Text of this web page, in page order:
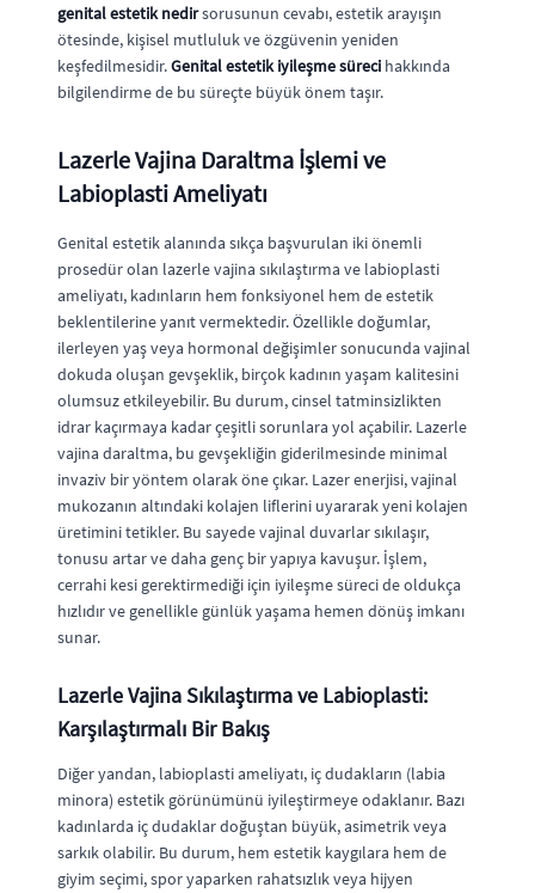
genital estetik nedirsorusunun cevabı, estetik arayışın
ötesinde, kişisel mutluluk ve özgüvenin yeniden
keşfedilmesidir.Genital estetik iyileşme süreci hakkında
bilgilendirme de bu süreçte büyük önem taşır.
Lazerle Vajina Daraltma İşlemi ve
Labioplasti Ameliyatı
Genital estetik alanında sıkça başvurulan iki önemli
prosedür olan lazerle vajina sıkılaştırma ve labioplasti
ameliyatı, kadınların hem fonksiyonel hem de estetik
beklentilerine yanıt vermektedir. Özellikle doğumlar,
ilerleyen yaş veya hormonal değişimler sonucunda vajinal
dokuda oluşan gevşeklik, birçok kadının yaşam kalitesini
olumsuz etkileyebilir. Bu durum, cinsel tatminsizlikten
idrar kaçırmaya kadar çeşitli sorunlara yol açabilir. Lazerle
vajina daraltma, bu gevşekliğin giderilmesinde minimal
invaziv bir yöntem olarak öne çıkar. Lazer enerjisi, vajinal
mukozanın altındaki kolajen liflerini uyararak yeni kolajen
üretimini tetikler. Bu sayede vajinal duvarlar sıkılaşır,
tonusu artar ve daha genç bir yapıya kavuşur. İşlem,
cerrahi kesi gerektirmediği için iyileşme süreci de oldukça
hızlıdır ve genellikle günlük yaşama hemen dönüş imkanı
sunar.
Lazerle Vajina Sıkılaştırma ve Labioplasti:
Karşılaştırmalı Bir Bakış
Diğer yandan, labioplasti ameliyatı, iç dudakların (labia
minora) estetik görünümünü iyileştirmeye odaklanır. Bazı
kadınlarda iç dudaklar doğuştan büyük, asimetrik veya
sarkık olabilir. Bu durum, hem estetik kaygılara hem de
giyim seçimi, spor yaparken rahatsızlık veya hijyen